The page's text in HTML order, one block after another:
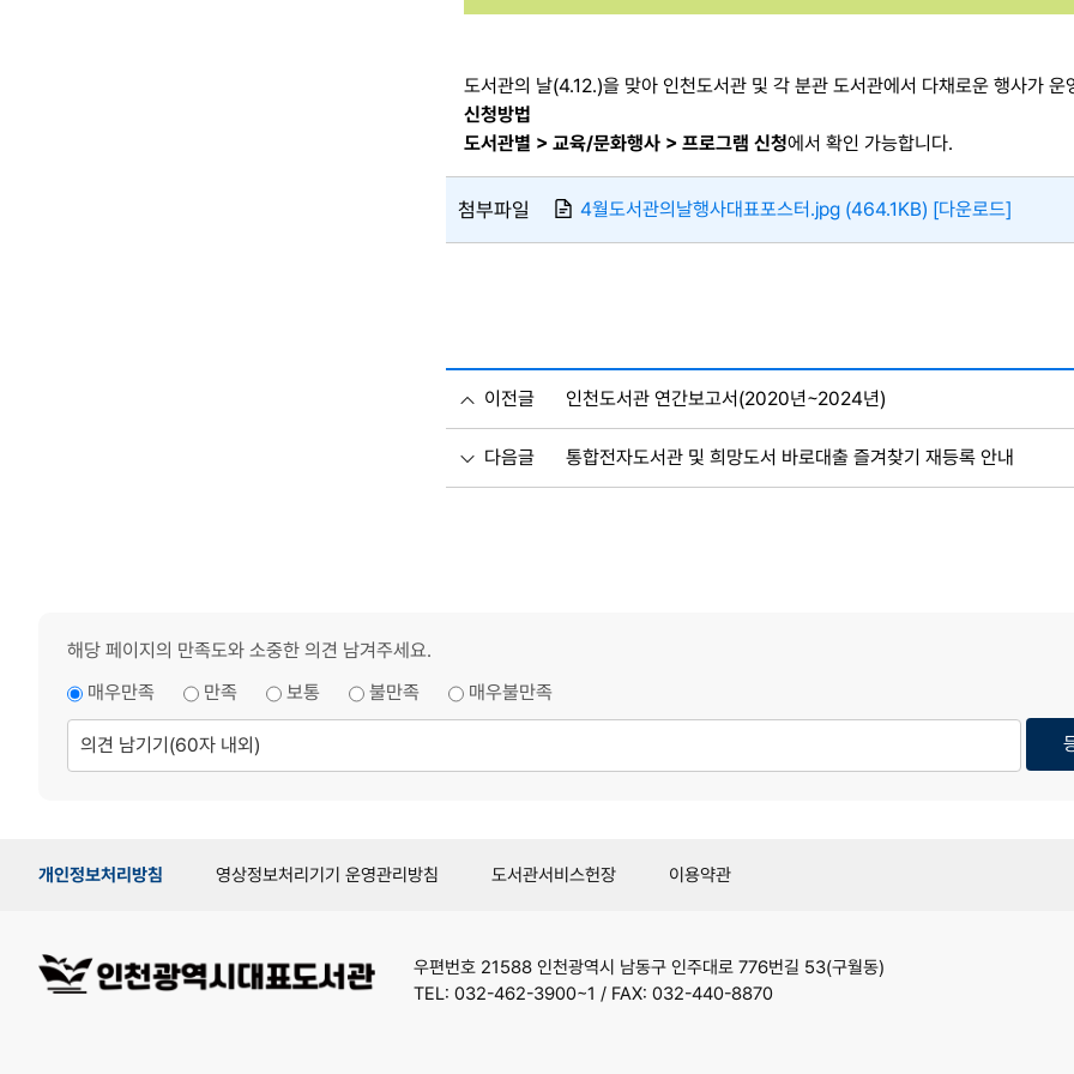
도서관의 날(4.12.)을 맞아 인천도서관 및 각 분관 도서관에서 다채로운 행사가 운
신청방법
도서관별 > 교육/문화행사 > 프로그램 신청에서 확인 가능합니다.
첨부파일 4월도서관의날행사대표포스터.jpg (464.1KB) [다운로드]
이전글 인천도서관 연간보고서(2020년~2024년)
다음글 통합전자도서관 및 희망도서 바로대출 즐겨찾기 재등록 안내
해당 페이지의 만족도와 소중한 의견 남겨주세요.
매우만족
만족 보통 불만족
매우불만족
의
견
남
개인정보처리방침 영상정보처리기기 운영관리방침 도서관서비스헌장 이용약관
우편번호 21588 인천광역시 남동구 인주대로 776번길 53(구월동)
TEL: 032-462-3900~1 / FAX: 032-440-8870